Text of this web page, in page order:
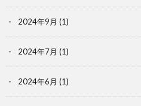
2024年9月 (1)
2024年7月 (1)
2024年6月 (1)